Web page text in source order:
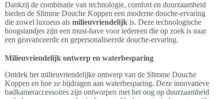
Dankzij de combinatie van technologie, comfort en duurzaamheid
bieden de Slimme Douche Koppen een moderne douche-ervaring
die zowel luxueus als milieuvriendelijk is. Deze technologische
hoogstandjes zijn een must-have voor iedereen die op zoek is naar
een geavanceerde en gepersonaliseerde douche-ervaring.
Milieuvriendelijk ontwerp en waterbesparing
Ontdek het milieuvriendelijke ontwerp van de Slimme Douche
Koppen en hoe ze bijdragen aan waterbesparing. Deze innovatieve
badkameraccessoires zijn ontworpen met het oog op duurzaamheid